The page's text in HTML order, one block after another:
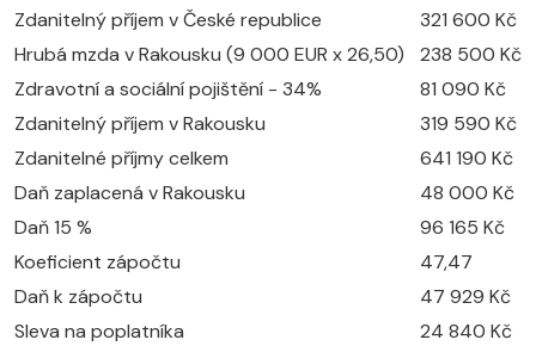
Zdanitelný příjem v České republice
321 600 Kč
Hrubá mzda v Rakousku (9 000 EUR x 26,50)
238 500 Kč
Zdravotní a sociální pojištění - 34%
81 090 Kč
Zdanitelný příjem v Rakousku
319 590 Kč
Zdanitelné příjmy celkem
641 190 Kč
Daň zaplacená v Rakousku
48 000 Kč
Daň 15 %
96 165 Kč
Koeficient zápočtu
47,47
Daň k zápočtu
47 929 Kč
Sleva na poplatníka
24 840 Kč